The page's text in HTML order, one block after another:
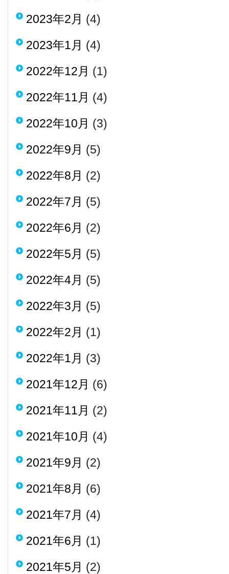
2023年2月 (4)
2023年1月 (4)
2022年12月 (1)
2022年11月 (4)
2022年10月 (3)
2022年9月 (5)
2022年8月 (2)
2022年7月 (5)
2022年6月 (2)
2022年5月 (5)
2022年4月 (5)
2022年3月 (5)
2022年2月 (1)
2022年1月 (3)
2021年12月 (6)
2021年11月 (2)
2021年10月 (4)
2021年9月 (2)
2021年8月 (6)
2021年7月 (4)
2021年6月 (1)
2021年5月 (2)